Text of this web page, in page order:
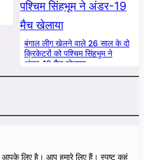
बंगाल लीग खेलने वाले 26 साल के दो
क्रिकेटरों को पश्चिम सिंहभूम ने
अंडर-19 मैच खेलाया
आपके लिए है। आप हमारे लिए हैं। स्पष्ट कहूं